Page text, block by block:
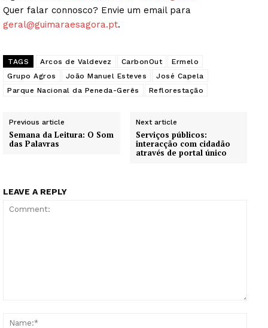
Quer falar connosco? Envie um email para
geral@guimaraesagora.pt.
TAGS Arcos de Valdevez CarbonOut
Ermelo
Grupo Agros
João Manuel Esteves
José Capela
Parque Nacional da Peneda-Gerês
Reflorestação
Previous article
Semana da Leitura: O Som
das Palavras
Next article
Serviços públicos:
interacção com cidadão
através de portal único
LEAVE A REPLY